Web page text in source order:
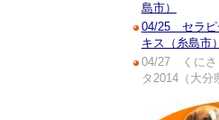
島市）
04/25 セラピ
キス（糸島市）
04/27 くにさ
タ2014（大分